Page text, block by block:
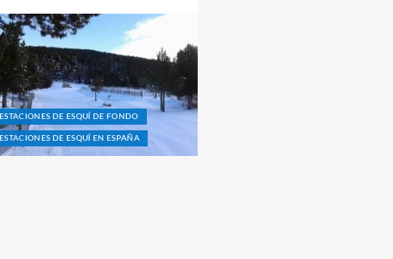
ESTACIONES DE ESQUÍ DE FONDO
ESTACIONES DE ESQUÍ EN ESPAÑA